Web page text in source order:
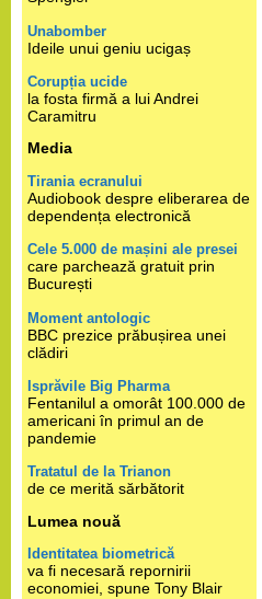
Unabomber
Ideile unui geniu ucigaș
Corupția ucide
la fosta firmă a lui Andrei
Caramitru
Media
Tirania ecranului
Audiobook despre eliberarea de
dependența electronică
Cele 5.000 de mașini ale presei
care parchează gratuit prin
București
Moment antologic
BBC prezice prăbușirea unei
clădiri
Isprăvile Big Pharma
Fentanilul a omorât 100.000 de
americani în primul an de
pandemie
Tratatul de la Trianon
de ce merită sărbătorit
Lumea nouă
Identitatea biometrică
va fi necesară repornirii
economiei, spune Tony Blair